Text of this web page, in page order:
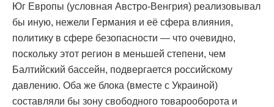
Юг Европы (условная Австро-Венгрия) реализовывал
бы иную, нежели Германия и её сфера влияния,
политику в сфере безопасности — что очевидно,
поскольку этот регион в меньшей степени, чем
Балтийский бассейн, подвергается российскому
давлению. Оба же блока (вместе с Украиной)
составляли бы зону свободного товарооборота и